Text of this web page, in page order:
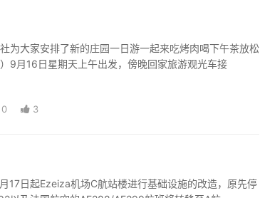
为大家安排了新的庄园一日游一起来吃烤肉喝下午茶放松
9月16日星期天上午出发，傍晚回家旅游观光车接
3